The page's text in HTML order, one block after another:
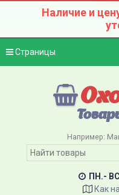
Наличие и
Страницы
Например:
ПН.-
Как